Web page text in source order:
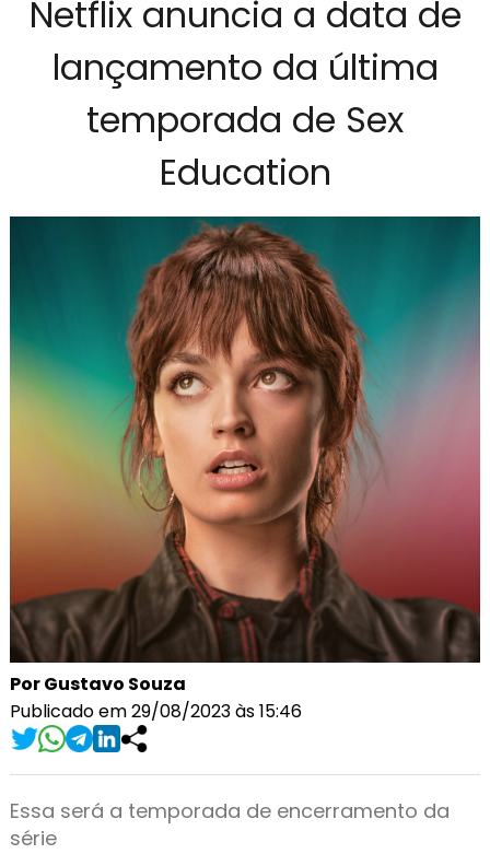
Netflix anuncia a data de
lançamento da última
temporada de Sex
Education
Por Gustavo Souza
Publicado em 29/08/2023 às 15:46
Essa será a temporada de encerramento da
série